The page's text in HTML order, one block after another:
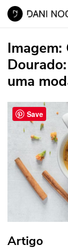
Imagem:
uma
Artigo
Save